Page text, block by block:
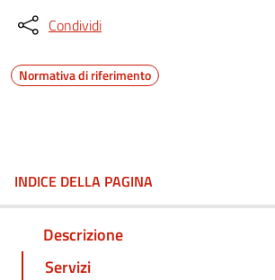
Condividi
Normativa di riferimento
INDICE DELLA PAGINA
Descrizione
Servizi